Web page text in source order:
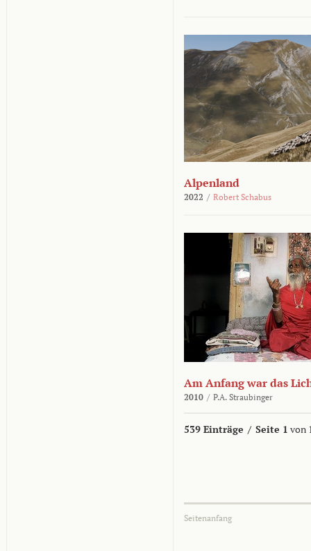
Alpenland
2022 / Robert Schabus
Am Anfang war das
2010 / P.A. Straubinger
539 Einträge / Seite 1 von
Seitenanfang